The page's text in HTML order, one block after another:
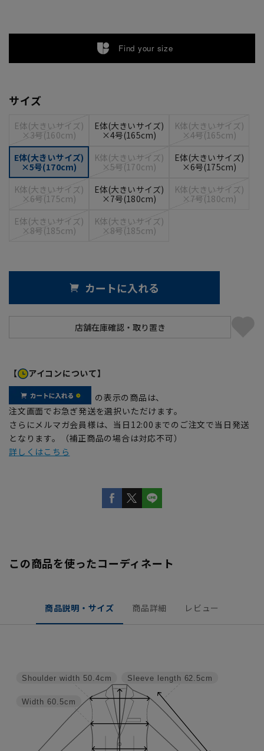
Find your size
サイズ
E体(大きいサイズ)
×3号(160cm)
E体(大きいサイズ)
×4号(165cm)
K体(大きいサイズ)
×4号(165cm)
E体(大きいサイズ)
×5号(170cm)
K体(大きいサイズ)
×5号(170cm)
E体(大きいサイズ)
×6号(175cm)
K体(大きいサイズ)
×6号(175cm)
E体(大きいサイズ)
×7号(180cm)
K体(大きいサイズ)
×7号(180cm)
E体(大きいサイズ)
×8号(185cm)
K体(大きいサイズ)
×8号(185cm)
カートに入れる
【 アイコンについて】
の表示の商品は、
注文画面でお急ぎ発送を選択いただけます。
さらにメルマガ会員様は、当日12:00までのご注文で当日発送
となります。（補正商品の場合は対応不可）
詳しくはこちら
この商品を使ったコーディネート
商品説明・サイズ 商品詳細 レビュー
Sleeve length 62.5cm
Width 60.5cm
Shoulder width 50.4cm